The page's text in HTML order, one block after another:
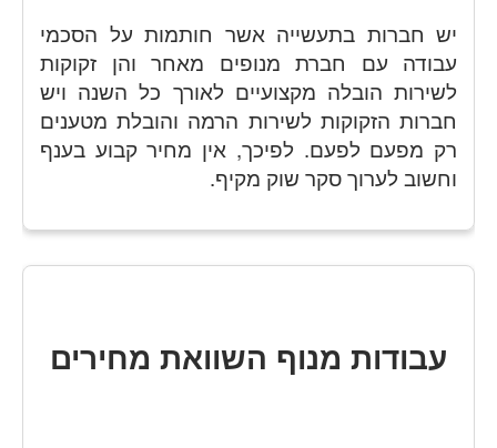
יש חברות בתעשייה אשר חותמות על הסכמי
עבודה עם חברת מנופים מאחר והן זקוקות
לשירות הובלה מקצועיים לאורך כל השנה ויש
חברות הזקוקות לשירות הרמה והובלת מטענים
רק מפעם לפעם. לפיכך, אין מחיר קבוע בענף
וחשוב לערוך סקר שוק מקיף.
עבודות מנוף השוואת מחירים